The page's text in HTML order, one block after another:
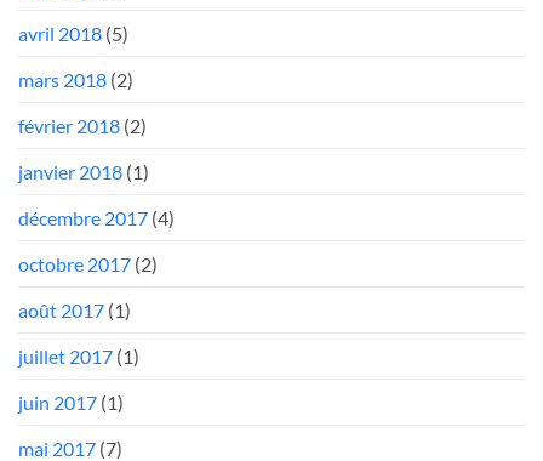
avril 2018 (5)
mars 2018 (2)
février 2018 (2)
janvier 2018 (1)
décembre 2017 (4)
octobre 2017 (2)
août 2017 (1)
juillet 2017 (1)
juin 2017 (1)
mai 2017 (7)